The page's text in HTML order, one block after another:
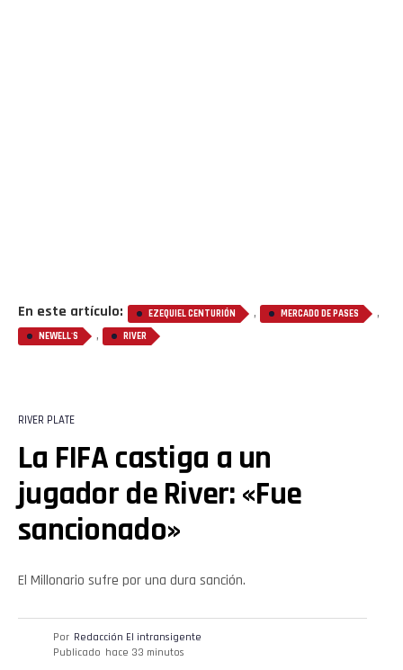
En este artículo: EZEQUIEL CENTURIÓN , MERCADO DE PASES ,
NEWELL'S , RIVER
RIVER PLATE
La FIFA castiga a un
jugador de River: «Fue
sancionado»
El Millonario sufre por una dura sanción.
Por Redacción El intransigente
Publicado hace 33 minutos